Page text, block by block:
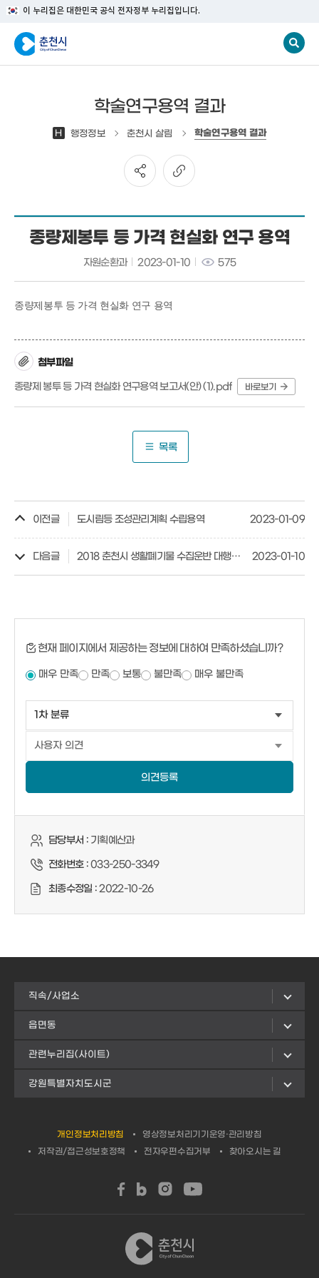
이 누리집은 대한민국 공식 전자정부 누리집입니다.
학술연구용역 결과
H 행정정보 춘천시 살림 학술연구용역 결과
종량제봉투 등 가격 현실화 연구 용역
자원순환과 2023-01-10 575
종량제봉투 등 가격 현실화 연구 용역
첨부파일
종량제 봉투 등 가격 현실화 연구용역 보고서(안) (1).pdf
바로보기
목록
이전글 도시림등 조성관리계획 수립용역 2023-01-09
다음글 2018 춘천시 생활폐기물 수집운반 대행비용 산정 연구용역 2023-01-10
현재 페이지에서 제공하는 정보에 대하여 만족하셨습니까?
매우 만족 만족 보통 불만족 매우 불만족
의견등록
담당부서 :기획예산과
전화번호 :033-250-3349
최종수정일 :2022-10-26
직속/사업소
읍면동
관련누리집(사이트)
강원특별자치도시군
개인정보처리방침
영상정보처리기기운영·관리방침
저작권/접근성보호정책
전자우편수집거부 찾아오시는 길